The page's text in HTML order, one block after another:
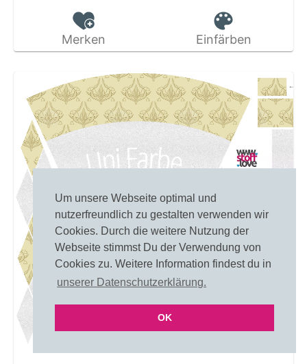
Um unsere Webseite optimal und
nutzerfreundlich zu gestalten verwenden wir
Cookies. Durch die weitere Nutzung der
Webseite stimmst Du der Verwendung von
Cookies zu. Weitere Information findest du in
unserer Datenschutzerklärung.
OK
Merken Einfärben